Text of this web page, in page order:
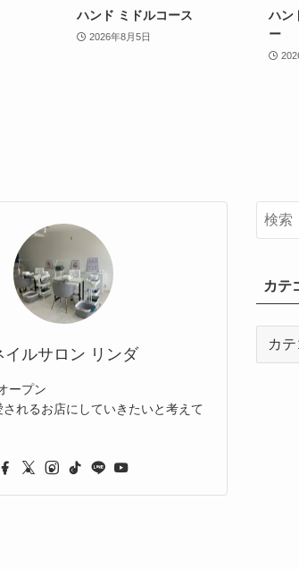
ハンド ミドルコース
2026年8月5日
ハン
ー
イルサロン リンダ
ープン
れるお店にしていきたいと考えて
カテ